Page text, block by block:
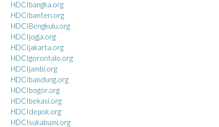
HDCIbangka.org
HDCIbanten.org
HDCIBengkulu.org
HDCIjogja.org
HDCIjakarta.org
HDCIgorontalo.org
HDCIjambi.org
HDCIbandung.org
HDCIbogor.org
HDCIbekasi.org
HDCIdepok.org
HDCIsukabumi.org